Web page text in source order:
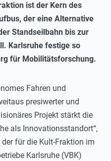
ist der Kern des
der eine Alternative
Standseilbahn bis zur
Karlsruhe festige so
für Mobilitätsforschung.
Fahren und
presiwerter und
Projekt stärkt die
als Innovationsstandort“,
für die Kult-Fraktion im
Karlsruhe (VBK)